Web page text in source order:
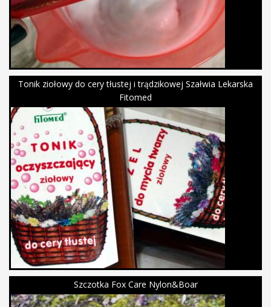
Tonik ziołowy do cery tłustej i trądzikowej Szałwia Lekarska
Fitomed
Szczotka Fox Care Nylon&Boar